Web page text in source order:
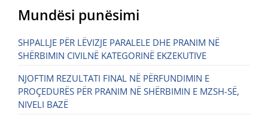
Mundësi punësimi
SHPALLJE PËR LËVIZJE PARALELE DHE PRANIM NË
SHËRBIMIN CIVILNË KATEGORINË EKZEKUTIVE
NJOFTIM REZULTATI FINAL NË PËRFUNDIMIN E
PROÇEDURËS PËR PRANIM NË SHËRBIMIN E MZSH-SË,
NIVELI BAZË